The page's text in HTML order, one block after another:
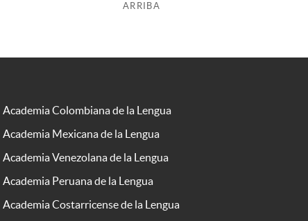
ARRIBA
Academia Colombiana de la Lengua
Academia Mexicana de la Lengua
Academia Venezolana de la Lengua
Academia Peruana de la Lengua
Academia Costarricense de la Lengua